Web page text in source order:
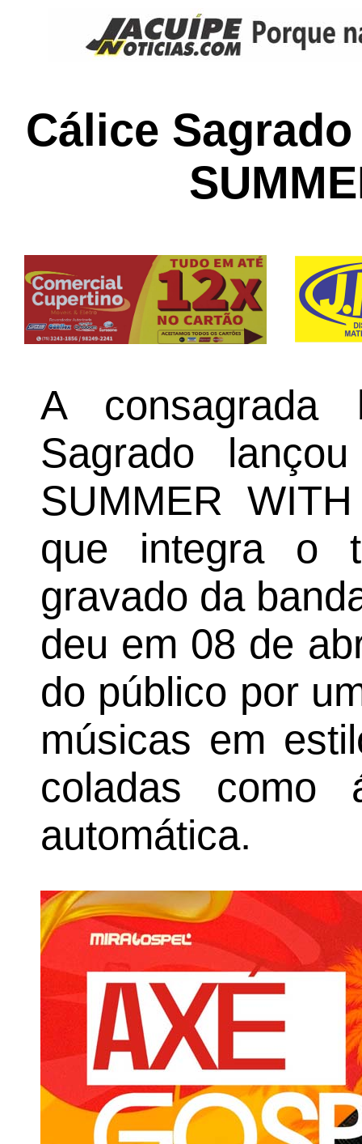
Cálice
A consagrada
Sagrado
SUMMER
que integra o
gravado da
deu em 08 de
do público por
músicas em
coladas como
automática.